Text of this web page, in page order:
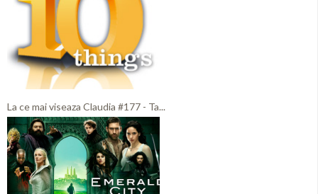
La ce mai viseaza Claudia #177 - Ta...